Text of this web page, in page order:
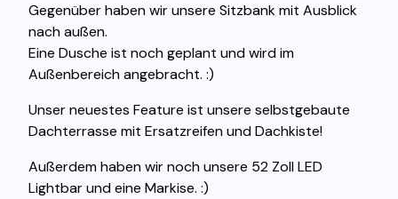
Gegenüber haben wir unsere Sitzbank mit Ausblick
nach außen.
Eine Dusche ist noch geplant und wird im
Außenbereich angebracht. :)
Unser neuestes Feature ist unsere selbstgebaute
Dachterrasse mit Ersatzreifen und Dachkiste!
Außerdem haben wir noch unsere 52 Zoll LED
Lightbar und eine Markise. :)